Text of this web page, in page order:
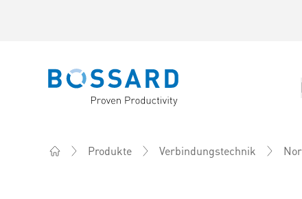
Bossard homepage
Produkte Verbindungstechnik